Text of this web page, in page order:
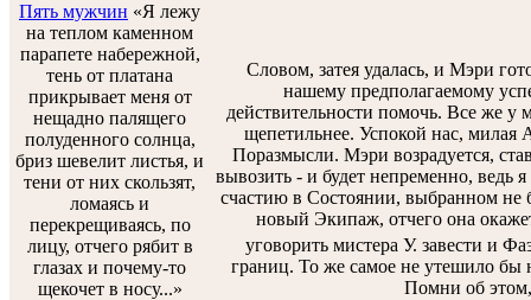
Пять мужчин «Я лежу
на теплом каменном
парапете набережной,
тень от платана
прикрывает меня от
нещадно палящего
полуденного солнца,
бриз шевелит листья, и
тени от них скользят,
ломаясь и
перекрещиваясь, по
лицу, отчего рябит в
глазах и почему-то
щекочет в носу...»
Словом, затея удалась, и Мэри
нашему предполагаемому
действительности помочь. Все же у
щепетильнее. Успокой нас, милая
Поразмысли. Мэри возрадуется,
вывозить - и будет непременно, ведь я
счастию в Состоянии, выбранном
новый Экипаж, отчего она
уговорить мистера У. завести и
границ. То же самое не утешило бы
Помни об